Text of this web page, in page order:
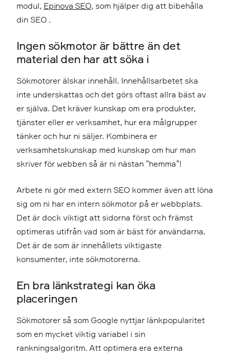
modul, Epinova SEO, som hjälper dig att bibehålla
din SEO .
Ingen sökmotor är bättre än det
material den har att söka i
Sökmotorer älskar innehåll. Innehållsarbetet ska
inte underskattas och det görs oftast allra bäst av
er själva. Det kräver kunskap om era produkter,
tjänster eller er verksamhet, hur era målgrupper
tänker och hur ni säljer. Kombinera er
verksamhetskunskap med kunskap om hur man
skriver för webben så är ni nästan ”hemma”!
Arbete ni gör med extern SEO kommer även att löna
sig om ni har en intern sökmotor på er webbplats.
Det är dock viktigt att sidorna först och främst
optimeras utifrån vad som är bäst för användarna.
Det är de som är innehållets viktigaste
konsumenter, inte sökmotorerna.
En bra länkstrategi kan öka
placeringen
Sökmotorer så som Google nyttjar länkpopularitet
som en mycket viktig variabel i sin
rankningsalgoritm. Att optimera era externa